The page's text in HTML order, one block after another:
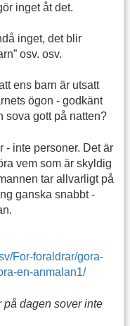
inget åt det.
inget, det blir
osv. osv.
ens barn är utsatt
ögon - godkänt
sova gott på natten?
- inte personer. Det är
vem som är skyldig
tar allvarligt på
ganska snabbt -
For-foraldrar/gora-
en-anmalan1/
på dagen sover inte